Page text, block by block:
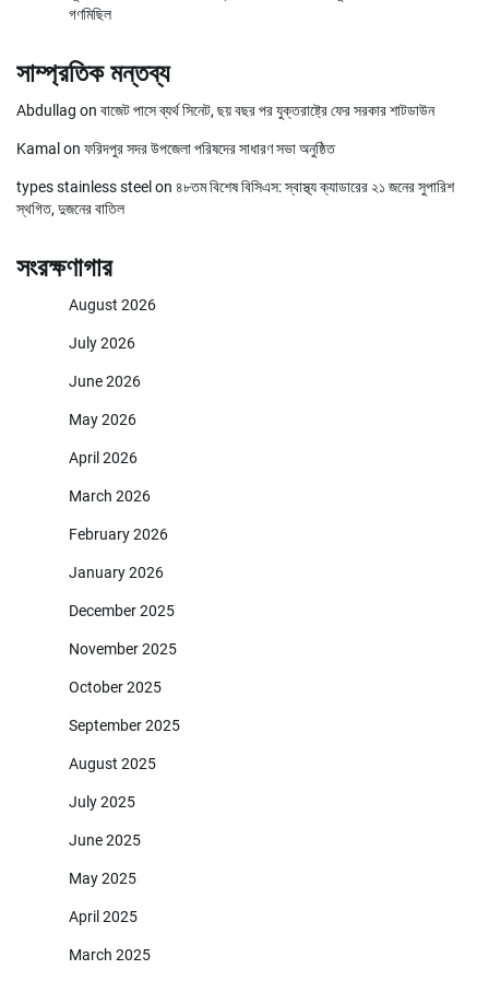
গণমিছিল
সাম্প্রতিক মন্তব্য
Abdullag on বাজেট পাসে ব্যর্থ সিনেট, ছয় বছর পর যুক্তরাষ্ট্রে ফের সরকার শাটডাউন
Kamal on ফরিদপুর সদর উপজেলা পরিষদের সাধারণ সভা অনুষ্ঠিত
types stainless steel on ৪৮তম বিশেষ বিসিএস: স্বাস্থ্য ক্যাডারের ২১ জনের সুপারিশ
স্থগিত, দুজনের বাতিল
সংরক্ষণাগার
August 2026
July 2026
June 2026
May 2026
April 2026
March 2026
February 2026
January 2026
December 2025
November 2025
October 2025
September 2025
August 2025
July 2025
June 2025
May 2025
April 2025
March 2025